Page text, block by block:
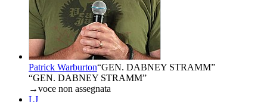
Patrick Warburton“GEN. DABNEY STRAMM”
“GEN. DABNEY STRAMM”
→voce non assegnata
LJ